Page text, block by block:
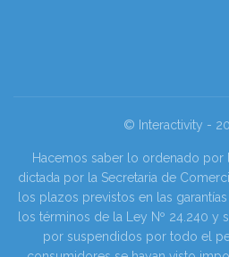
© Interactivity -
Hacemos saber lo ordenado
dictada por la Secretaria de
los plazos previstos en las
los términos de la Ley Nº 24.240 y
por suspendidos por todo el